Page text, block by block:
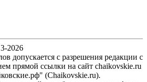
2026
допускается с разрешения редакции с
прямой ссылки на сайт chaikovskie.ru
(Chaikovskie.ru).